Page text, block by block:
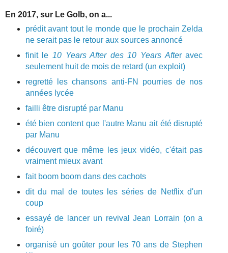
En 2017, sur Le Golb, on a...
prédit avant tout le monde que le prochain Zelda
ne serait pas le retour aux sources annoncé
finit le 10 Years After des 10 Years After avec
seulement huit de mois de retard (un exploit)
regretté les chansons anti-FN pourries de nos
années lycée
failli être disrupté par Manu
été bien content que l'autre Manu ait été disrupté
par Manu
découvert que même les jeux vidéo, c'était pas
vraiment mieux avant
fait boom boom dans des cachots
dit du mal de toutes les séries de Netflix d'un
coup
essayé de lancer un revival Jean Lorrain (on a
foiré)
organisé un goûter pour les 70 ans de Stephen